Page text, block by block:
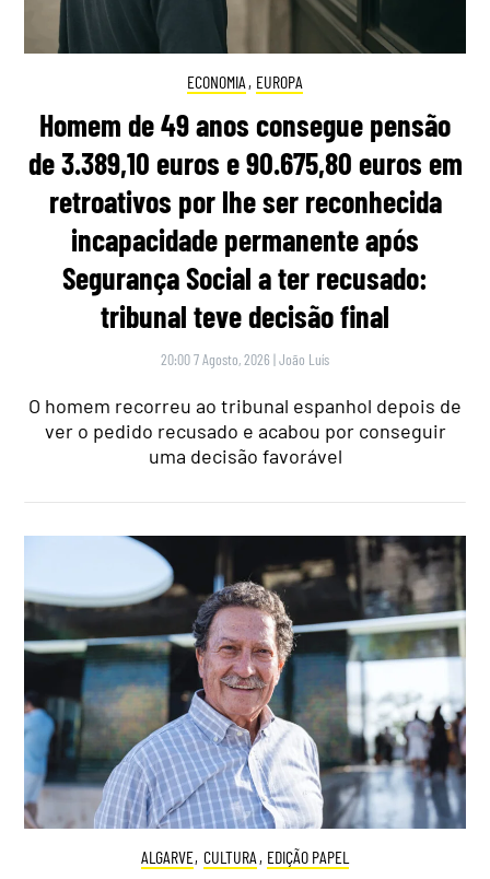
ECONOMIA , EUROPA
Homem de 49 anos consegue pensão
de 3.389,10 euros e 90.675,80 euros em
retroativos por lhe ser reconhecida
incapacidade permanente após
Segurança Social a ter recusado:
tribunal teve decisão final
20:00 7 Agosto, 2026 |João Luís
O homem recorreu ao tribunal espanhol depois de
ver o pedido recusado e acabou por conseguir
uma decisão favorável
ALGARVE, CULTURA , EDIÇÃO PAPEL